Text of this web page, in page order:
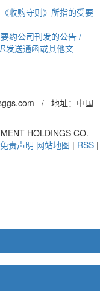
收购守则》所指的受要
约公司刊发的公告 /
发送通函或其他文
/ 地址：中国
HOLDINGS CO.
免责声明 网站地图 | RSS |